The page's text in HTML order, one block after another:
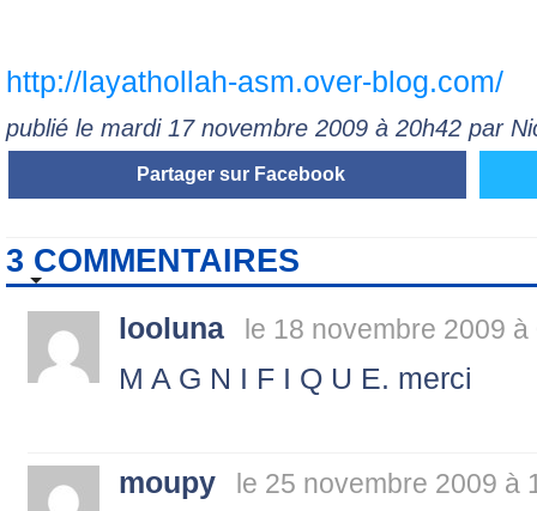
http://layathollah-asm.over-blog.com/
publié le mardi 17 novembre 2009 à 20h42 par
Partager sur Facebook
3 COMMENTAIRES
looluna le 18 novembre 2009 à
M A G N I F I Q U E. merci
moupy le 25 novembre 2009 à